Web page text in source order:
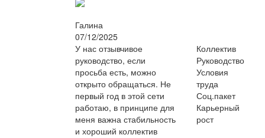
Галина
07/12/2025
У нас отзывчивое
руководство, если
просьба есть, можно
открыто обращаться. Не
первый год в этой сети
работаю, в принципе для
меня важна стабильность
и хороший коллектив
Коллектив
Руководство
Условия
труда
Соц.пакет
Карьерный
рост